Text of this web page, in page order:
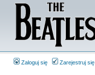
Zaloguj się Zarejestruj się